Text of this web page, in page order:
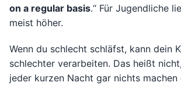
on a regular basis.“ Für Jugendliche
meist höher.
Wenn du schlecht schläfst, kann dein
schlechter verarbeiten. Das heißt
jeder kurzen Nacht gar nichts